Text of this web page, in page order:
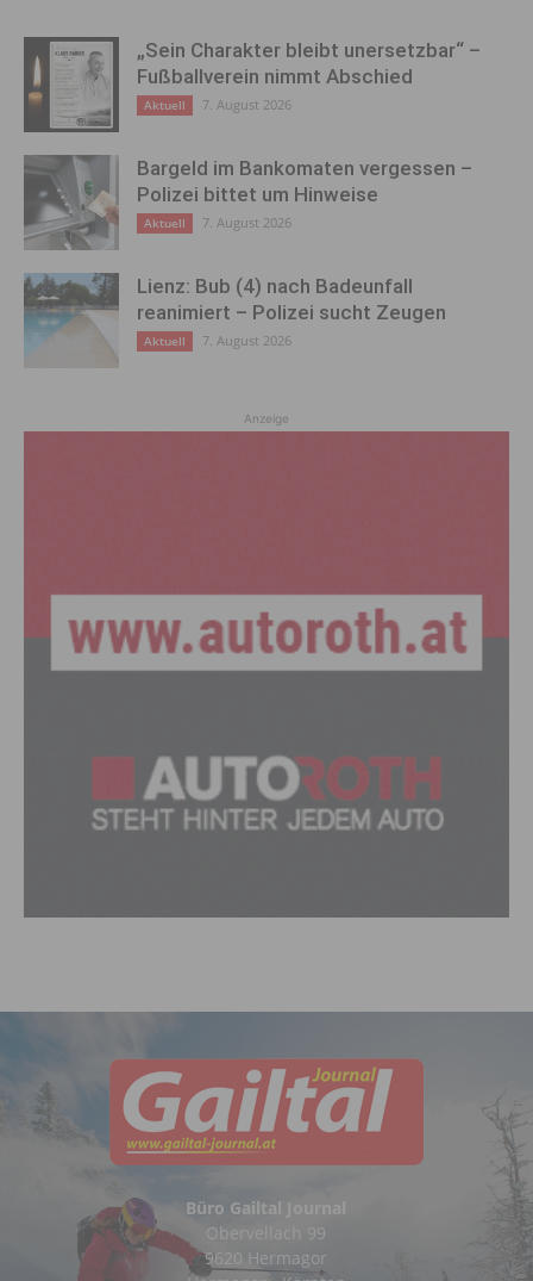
„Sein Charakter bleibt unersetzbar“ –
Fußballverein nimmt Abschied
Aktuell 7. August 2026
Bargeld im Bankomaten vergessen –
Polizei bittet um Hinweise
Aktuell 7. August 2026
Lienz: Bub (4) nach Badeunfall
reanimiert – Polizei sucht Zeugen
Aktuell 7. August 2026
Anzeige
Büro Gailtal Journal
Obervellach 99
9620 Hermagor